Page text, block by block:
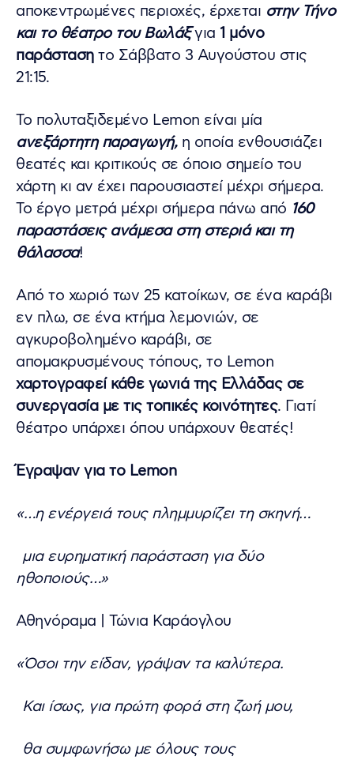
αποκεντρωμένες περιοχές, έρχεται στην Τήνο
και το θέατρο του Βωλάξγια 1 μόνο
παράστασητο Σάββατο 3 Αυγούστου στις
21:15.
Το πολυταξιδεμένο Lemon είναι μία
ανεξάρτητη παραγωγή,η οποία ενθουσιάζει
θεατές και κριτικούς σε όποιο σημείο του
χάρτη κι αν έχει παρουσιαστεί μέχρι σήμερα.
Το έργο μετρά μέχρι σήμερα πάνω από 160
παραστάσεις ανάμεσα στη στεριά και τη
θάλασσα!
Από το χωριό των 25 κατοίκων, σε ένα καράβι
εν πλω, σε ένα κτήμα λεμονιών, σε
αγκυροβολημένο καράβι, σε
απομακρυσμένους τόπους, το Lemon
χαρτογραφεί κάθε γωνιά της Ελλάδας σε
συνεργασία με τις τοπικές κοινότητες. Γιατί
θέατρο υπάρχει όπου υπάρχουν θεατές!
Έγραψαν για το Lemon
«…η ενέργειά τους πλημμυρίζει τη σκηνή…
μια ευρηματική παράσταση για δύο
ηθοποιούς…»
Αθηνόραμα | Τώνια Καράογλου
«Όσοι την είδαν, γράψαν τα καλύτερα.
Και ίσως, για πρώτη φορά στη ζωή μου,
θα συμφωνήσω με όλους τους